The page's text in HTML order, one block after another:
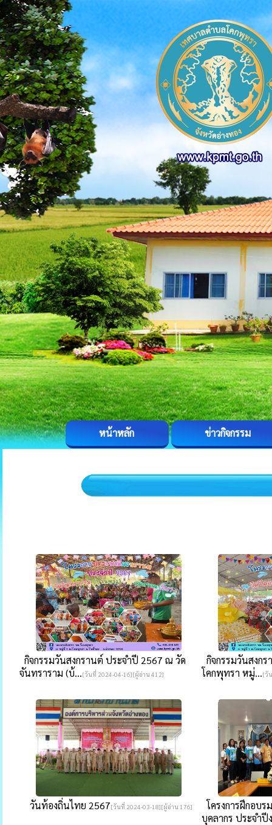
หน้าหลัก ข่าวกิจกรรม
กิจกรรมวันสงกรานต์ ประจำปี 2567 ณ วัด
จันทราราม (บ้...[วันที่ 2024-04-16][ผู้อ่าน 412]
กิจกรรมวันสงก
โคกพุทรา หมู่...[วั
วันท้องถิ่นไทย 2567[วันที่ 2024-03-18][ผู้อ่าน 176]
โครงการฝึกอบ
บุคลากร ประจำปี